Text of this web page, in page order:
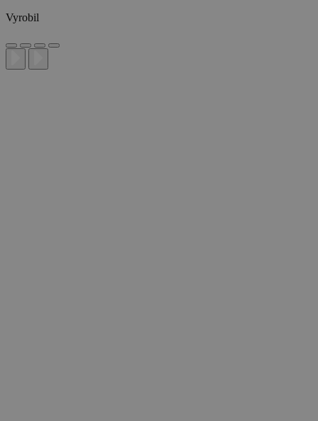
Vyrobil